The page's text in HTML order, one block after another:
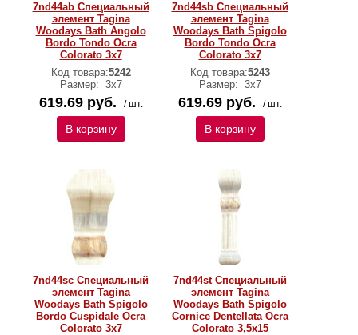
7nd44ab Специальный
элемент Tagina
Woodays Bath Angolo
Bordo Tondo Ocra
Colorato 3x7
Код товара:5242
Размер: 3x7
619.69 руб. / шт.
В корзину
7nd44sb Специальный
элемент Tagina
Woodays Bath Spigolo
Bordo Tondo Ocra
Colorato 3x7
Код товара:5243
Размер: 3x7
619.69 руб. / шт.
В корзину
7nd44sc Специальный
элемент Tagina
Woodays Bath Spigolo
Bordo Cuspidale Ocra
Colorato 3x7
7nd44st Специальный
элемент Tagina
Woodays Bath Spigolo
Cornice Dentellata Ocra
Colorato 3,5x15